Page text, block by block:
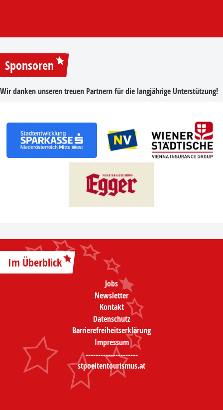
Sponsoren
Wir danken unseren treuen Partnern für die langjährige Unterstützung!
Im Überblick
Jobs
Newsletter
Kontakt
Datenschutz
Barrierefreiheitserklärung
Impressum
---------------------
stpoeltentourismus.at